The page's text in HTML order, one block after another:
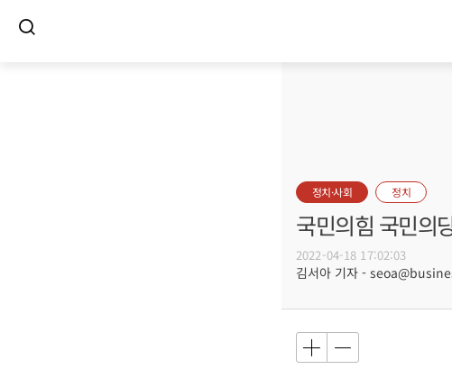
정치·사회 정치
국민의힘 국민의
2022-04-18 17:02:03
김서아 기자 -